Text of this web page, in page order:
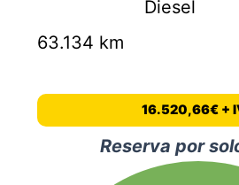
63.134 km
Diesel
16.520,66€ +
Reserva por